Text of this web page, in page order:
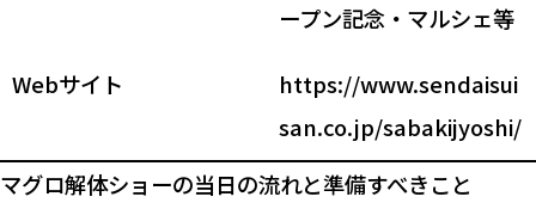
ープン記念・マルシェ等
Webサイト
https://www.sendaisui
san.co.jp/sabakijyoshi/
マグロ解体ショーの当日の流れと準備すべきこと